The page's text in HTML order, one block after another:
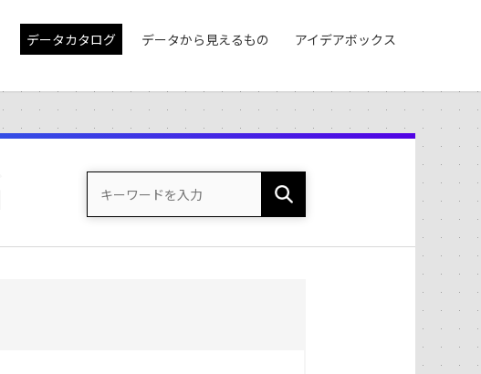
データカタログ データから見えるもの アイデアボックス